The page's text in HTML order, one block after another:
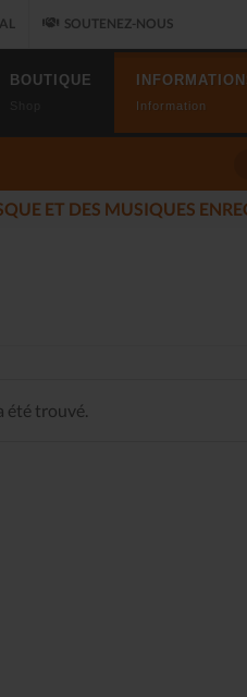
SOUTENEZ-NOUS
BOUTIQUE
Information
FONT SALON, LE
été trouvé.